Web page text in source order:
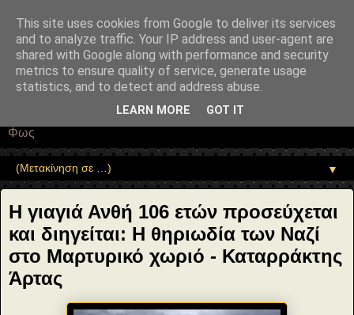
"potentialAction": { "@type": "ReadAction", "target":
"https://www.sophia-ntrekou.gr/2021/01/Giagia-Anthi-106-etwn.html" }
Αέναη επΑνάσταση
• Επιστήμη • Ψυχολογία • Λογοτεχνία • Τέχνες • Θεολογία •
Φιλοσοφία • Στοχασμοί... για τη μνήμη, τον άνθρωπο και το
Φως
▼
Η γιαγιά Ανθή 106 ετών προσεύχεται
και διηγείται: Η θηριωδία των Ναζί
στο Μαρτυρικό χωριό - Καταρράκτης
Άρτας
This site uses cookies from Google to deliver its services
and to analyze traffic. Your IP address and user-agent are
shared with Google along with performance and security
metrics to ensure quality of service, generate usage
statistics, and to detect and address abuse.
LEARN MORE GOT IT